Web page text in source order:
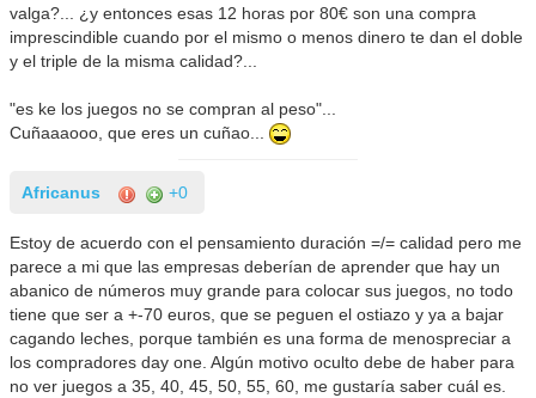
valga?... ¿y entonces esas 12 horas por 80€ son una compra
imprescindible cuando por el mismo o menos dinero te dan el doble
y el triple de la misma calidad?...
"es ke los juegos no se compran al peso"...
Cuñaaaooo, que eres un cuñao...
Africanus +0
Estoy de acuerdo con el pensamiento duración =/= calidad pero me
parece a mi que las empresas deberían de aprender que hay un
abanico de números muy grande para colocar sus juegos, no todo
tiene que ser a +-70 euros, que se peguen el ostiazo y ya a bajar
cagando leches, porque también es una forma de menospreciar a
los compradores day one. Algún motivo oculto debe de haber para
no ver juegos a 35, 40, 45, 50, 55, 60, me gustaría saber cuál es.